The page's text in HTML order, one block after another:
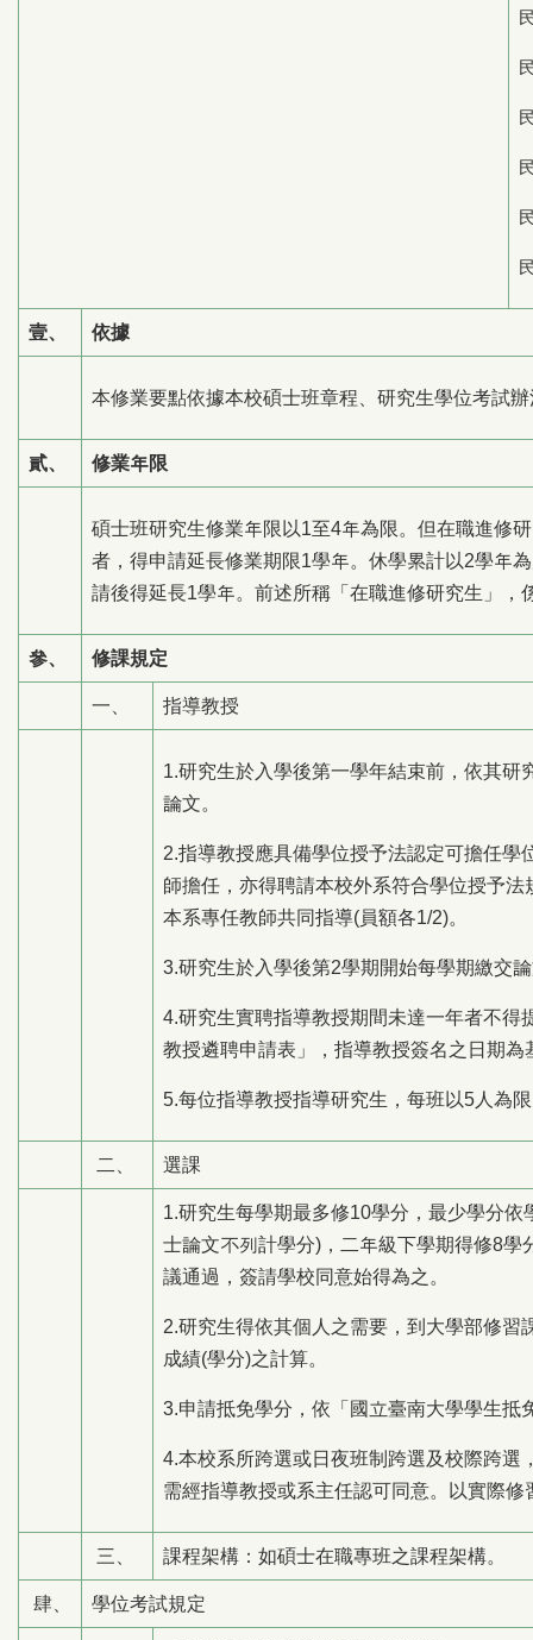
壹、 依據
本修業要點依據本校碩士班章程、研究生學位考試
貳、 修業年限
碩士班研究生修業年限以1至4年為限。但在職進修
者，得申請延長修業期限1學年。休學累計以2學年
請後得延長1學年。前述所稱「在職進修研究生」
參、 修課規定
一、 指導教授
1.研究生於入學後第一學年結束前，依其
論文。
2.指導教授應具備學位授予法認定可擔任
師擔任，亦得聘請本校外系符合學位授予法
本系專任教師共同指導(員額各1/2)。
3.研究生於入學後第2學期開始每學期繳交
4.研究生實聘指導教授期間未達一年者不
教授遴聘申請表」，指導教授簽名之日期為
5.每位指導教授指導研究生，每班以5人為
二、 選課
1.研究生每學期最多修10學分，最少學分
士論文不列計學分)，二年級下學期得修8
議通過，簽請學校同意始得為之。
2.研究生得依其個人之需要，到大學部修
成績(學分)之計算。
3.申請抵免學分，依「國立臺南大學學生抵
4.本校系所跨選或日夜班制跨選及校際跨
需經指導教授或系主任認可同意。以實際
三、 課程架構：如碩士在職專班之課程架構。
肆、 學位考試規定